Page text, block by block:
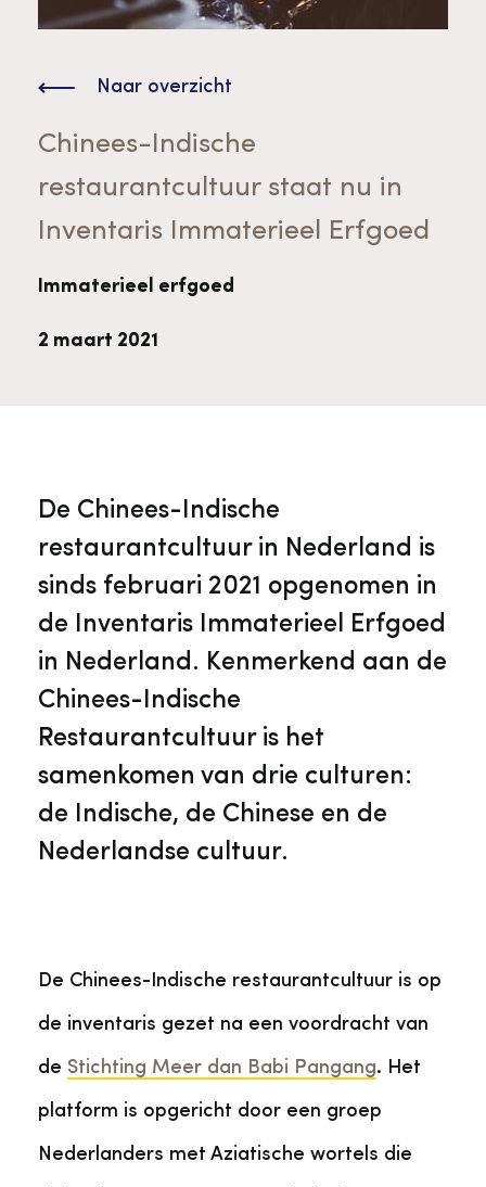
Ergoedvrijwilligersprijs
Downloads en nieuwsbrieven
Advies en ondersteuning voor
vrijwilligers
Museumplatform Zuid-Holland
Bekijk alle diensten
Aanvraagformulier
Ons team
Over de Monumentenwacht
Voorpagina Monumentenwacht
Onze medewerkers
Vacatures
Tarieven
Algemene voorwaarden
Bekijk meer over ons
Chinees-Indische
restaurantcultuur staat nu in
Inventaris Immaterieel Erfgoed
Immaterieel erfgoed
2 maart 2021
Naar overzicht
De Chinees-Indische
restaurantcultuur in Nederland is
sinds februari 2021 opgenomen in
de Inventaris Immaterieel Erfgoed
in Nederland. Kenmerkend aan de
Chinees-Indische
Restaurantcultuur is het
samenkomen van drie culturen:
de Indische, de Chinese en de
Nederlandse cultuur.
De Chinees-Indische restaurantcultuur is op
de inventaris gezet na een voordracht van
de Stichting Meer dan Babi Pangang. Het
platform is opgericht door een groep
Nederlanders met Aziatische wortels die